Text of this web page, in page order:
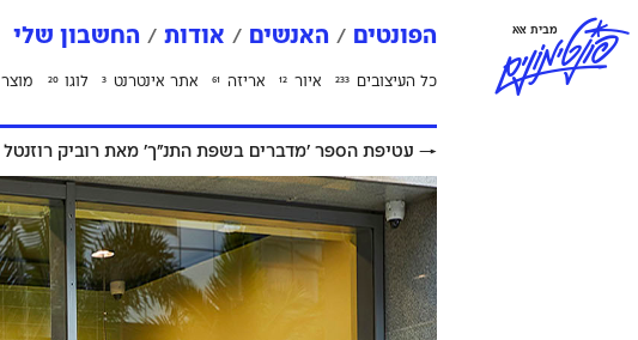
פונטימוניםמבית אאא הפונטים האנשים אודות החשבון שלי
כל העיצובים 233 איור 12 אריזה 61 אתר אינטרנט 3 לוגו 20 מוצר
→ עטיפת הספר 'מדברים בשפת התנ״ך' מאת רוביק רוזנטל